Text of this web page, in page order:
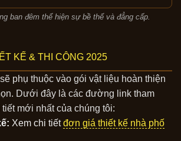
ban đêm thể hiện sự bề thế và đẳng cấp.
KẾ & THI CÔNG 2025
phụ thuộc vào gói vật liệu hoàn thiện
Dưới đây là các đường link tham
mới nhất của chúng tôi:
Xem chi tiếtđơn giá thiết kế nhà phố